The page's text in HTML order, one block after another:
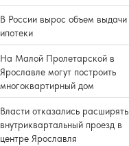
В России вырос объем выдачи
ипотеки
На Малой Пролетарской в
Ярославле могут построить
многоквартирный дом
Власти отказались расширять
внутриквартальный проезд в
центре Ярославля